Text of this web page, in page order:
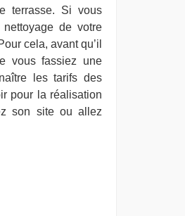
terrasse. Si vous
de votre
cela, avant qu’il
vous fassiez une
les tarifs des
pour la réalisation
son site ou allez